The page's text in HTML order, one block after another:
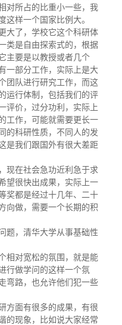
对所占的比重小一些，我
这样一个国家比例大。
大了，学校它这个科研体
类是自由探索式的，根据
主要是以教授或者几个
一部分工作，实际上是大
团队进行研究工作，而这
运行体制，包括我们的评
评价，过分功利，实际上
工作，可能就需要更长一
的科研性质，不同人的发
是我们跟国外有很大差距
现在社会急功近利急于求
望很快出成果，实际上一
奖都是经过十几年、二十
向做，需要一个长期的积
题，清华大学从事基础性
相对宽松的氛围，就是能
行做学问的这样一个氛
弯路，也允许他们犯一些
方面有很多的成果，有很
的现象，比如说大家经常